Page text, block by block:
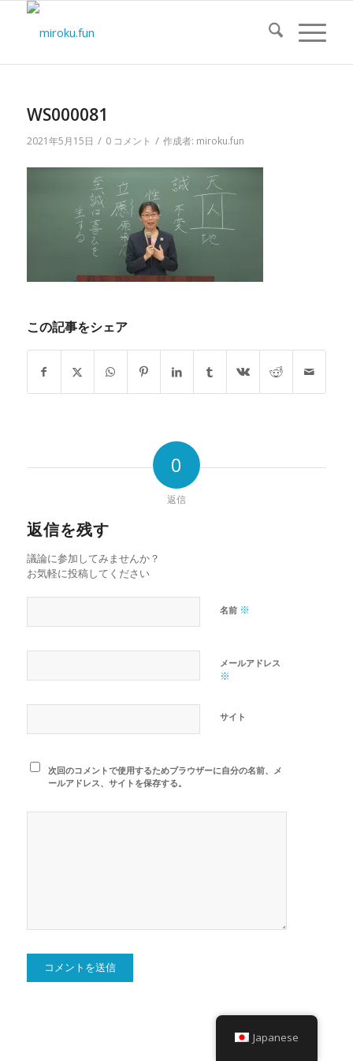
WS000081
2021年5月15日 / 0 コメント / 作成者: miroku.fun
この記事をシェア
0
返信
返信を残す
議論に参加してみませんか？
お気軽に投稿してください
名前 ※
メールアドレス
※
サイト
次回のコメントで使用するためブラウザーに自分の名前、メ
ールアドレス、サイトを保存する。
Japanese